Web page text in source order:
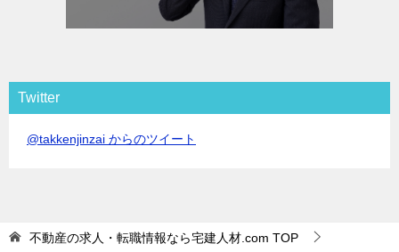
Twitter
@takkenjinzai からのツイート
不動産の求人・転職情報なら宅建人材.com TOP